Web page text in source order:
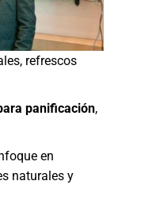
refrescos
panificación,
en
naturales y